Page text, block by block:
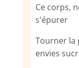
Ce corps,
s'épurer
Tourner la
envies